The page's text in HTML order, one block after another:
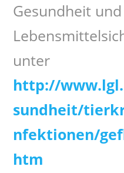
Gesundheit und
unter
http://
sundheit/
nfektionen/
htm